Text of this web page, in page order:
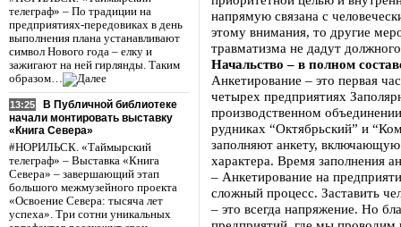
телеграф» – По традиции на
предприятиях-передовиках в день
выполнения плана устанавливают
символ Нового года – елку и
зажигают на ней гирлянды. Таким
образом…
13:25
В Публичной библиотеке
начали монтировать выставку
«Книга Севера»
#НОРИЛЬСК. «Таймырский
телеграф» – Выставка «Книга
Севера» – завершающий этап
большого межмузейного проекта
«Освоение Севера: тысяча лет
успеха». Три сотни уникальных
напрямую связана с
этому внимания, то другие
травматизма не дадут должного
Начальство – в полном
Анкетирование – это первая
четырех предприятиях
производственном
рудниках “Октябрьский” и
заполняют анкету,
характера. Время заполнения
– Анкетирование на
сложный процесс. Заставить
– это всегда напряжение. Но